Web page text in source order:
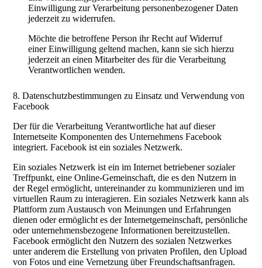
Einwilligung zur Verarbeitung personenbezogener Daten
jederzeit zu widerrufen.
Möchte die betroffene Person ihr Recht auf Widerruf
einer Einwilligung geltend machen, kann sie sich hierzu
jederzeit an einen Mitarbeiter des für die Verarbeitung
Verantwortlichen wenden.
8. Datenschutzbestimmungen zu Einsatz und Verwendung von
Facebook
Der für die Verarbeitung Verantwortliche hat auf dieser
Internetseite Komponenten des Unternehmens Facebook
integriert. Facebook ist ein soziales Netzwerk.
Ein soziales Netzwerk ist ein im Internet betriebener sozialer
Treffpunkt, eine Online-Gemeinschaft, die es den Nutzern in
der Regel ermöglicht, untereinander zu kommunizieren und im
virtuellen Raum zu interagieren. Ein soziales Netzwerk kann als
Plattform zum Austausch von Meinungen und Erfahrungen
dienen oder ermöglicht es der Internetgemeinschaft, persönliche
oder unternehmensbezogene Informationen bereitzustellen.
Facebook ermöglicht den Nutzern des sozialen Netzwerkes
unter anderem die Erstellung von privaten Profilen, den Upload
von Fotos und eine Vernetzung über Freundschaftsanfragen.